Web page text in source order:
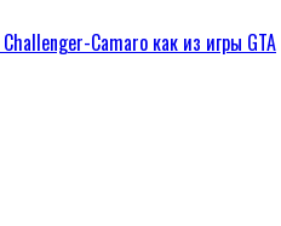
Camaro как из игры GTA